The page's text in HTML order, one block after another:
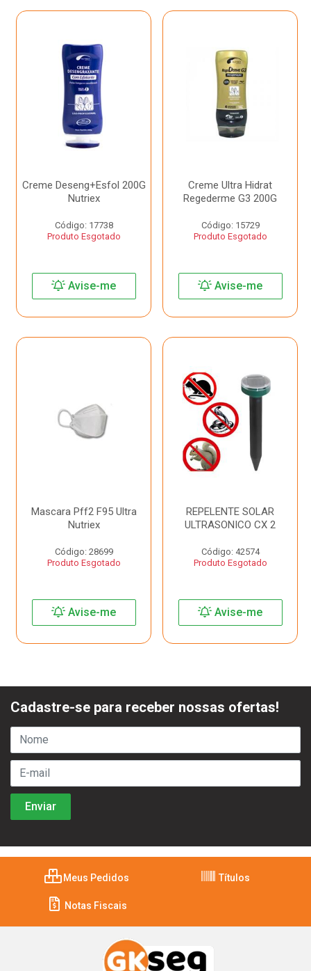
Creme Deseng+Esfol 200G
Nutriex
Código: 17738
Produto Esgotado
Avise-me
Creme Ultra Hidrat
Regederme G3 200G
Código: 15729
Produto Esgotado
Avise-me
Mascara Pff2 F95 Ultra
Nutriex
Código: 28699
Produto Esgotado
Avise-me
REPELENTE SOLAR
ULTRASONICO CX 2
Código: 42574
Produto Esgotado
Avise-me
Cadastre-se para receber nossas ofertas!
Meus Pedidos Títulos
Notas Fiscais